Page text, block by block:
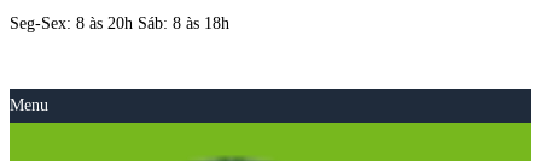
Seg-Sex: 8 às 20h Sáb: 8 às 18h
Menu